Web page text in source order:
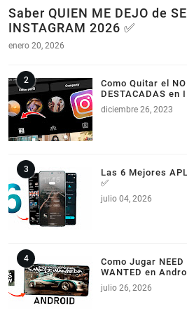
Saber QUIEN ME DEJO de
INSTAGRAM 2026 ✅
enero 20, 2026
Como Quitar el
DESTACADAS en
diciembre 26, 2023
Las 6 Mejores
✅
julio 04, 2026
Como Jugar NEED
WANTED en
julio 26, 2026